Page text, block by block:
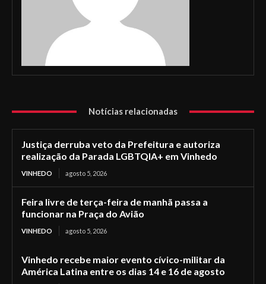
Notícias relacionadas
Justiça derruba veto da Prefeitura e autoriza
realização da Parada LGBTQIA+ em Vinhedo
VINHEDO agosto 5, 2026
Feira livre de terça-feira de manhã passa a
funcionar na Praça do Avião
VINHEDO agosto 5, 2026
Vinhedo recebe maior evento cívico-militar da
América Latina entre os dias 14 e 16 de agosto